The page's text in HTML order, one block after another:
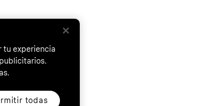
tu experiencia
todas